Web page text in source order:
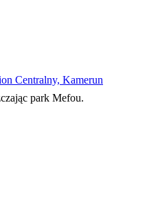
Centralny, Kamerun
park Mefou.